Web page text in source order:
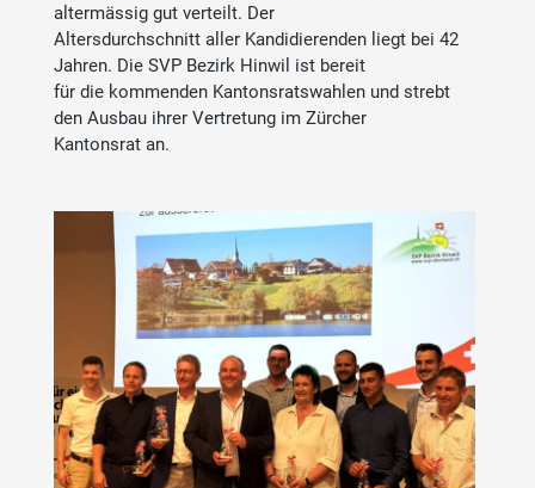
altermässig gut verteilt. Der
Altersdurchschnitt aller Kandidierenden liegt bei 42
Jahren. Die SVP Bezirk Hinwil ist bereit
für die kommenden Kantonsratswahlen und strebt
den Ausbau ihrer Vertretung im Zürcher
Kantonsrat an.